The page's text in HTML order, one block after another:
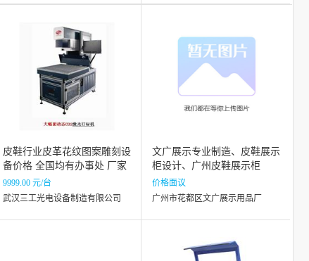
皮鞋行业皮革花纹图案雕刻设
备价格 全国均有办事处 厂家
直销
9999.00 元/台
武汉三工光电设备制造有限公司
文广展示专业制造、皮鞋展示
柜设计、广州皮鞋展示柜
价格面议
广州市花都区文广展示用品厂